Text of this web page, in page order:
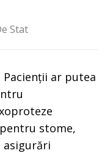
Stat
Pacienții ar putea
stome,
asigurări